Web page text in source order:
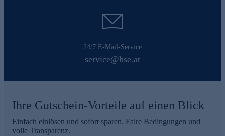
24/7 E-Mail-Service
service@hse.at
Ihre Gutschein-Vorteile auf einen Blick
Einfach einlösen und sofort sparen. Faire Bedingungen und
volle Transparenz.